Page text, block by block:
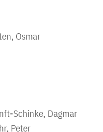
Osmar
Schinke, Dagmar
Peter